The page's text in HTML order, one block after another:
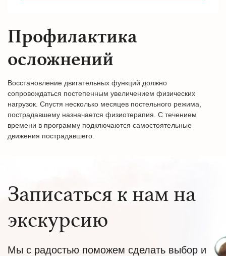
Профилактика
осложнений
Восстановление двигательных функций должно
сопровождаться постепенным увеличением физических
нагрузок. Спустя несколько месяцев постельного режима,
пострадавшему назначается физиотерапия. С течением
времени в программу подключаются самостоятельные
движения пострадавшего.
Записаться к нам на
экскурсию
Мы с радостью поможем сделать выбор и